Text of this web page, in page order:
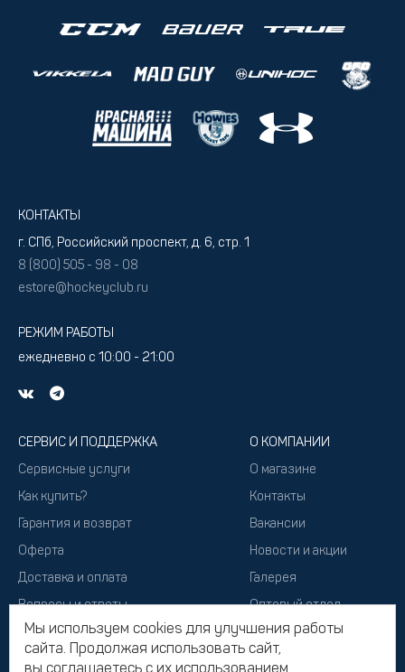
КОНТАКТЫ
г. СПб, Российский проспект, д. 6, стр. 1
8 (800) 505 - 98 - 08
estore@hockeyclub.ru
РЕЖИМ РАБОТЫ
ежедневно с 10:00 - 21:00
СЕРВИС И ПОДДЕРЖКА
Сервисные услуги
Как купить?
Гарантия и возврат
Оферта
Доставка и оплата
Вопросы и ответы
Подарочный сертификат
О КОМПАНИИ
О магазине
Контакты
Вакансии
Новости и акции
Галерея
Оптовый отдел
Мы используем cookies для улучшения работы
сайта. Продолжая использовать сайт,